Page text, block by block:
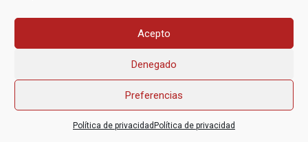
Acepto
Denegado
Preferencias
Política de privacidad Política de privacidad
Asociación Federal Derecho a Morir Dignamente (DMD)